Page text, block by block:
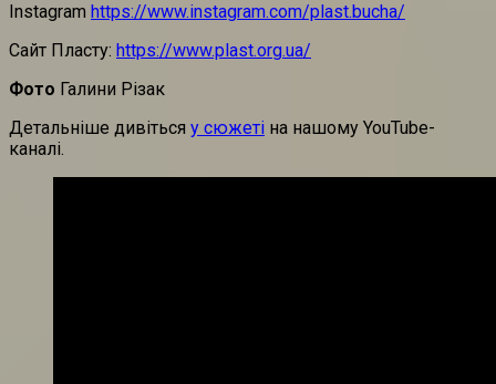
Instagram https://www.instagram.com/plast.bucha/
Сайт Пласту: https://www.plast.org.ua/
Фото Галини Різак
Детальніше дивіться у сюжеті на нашому YouTube-
каналі.